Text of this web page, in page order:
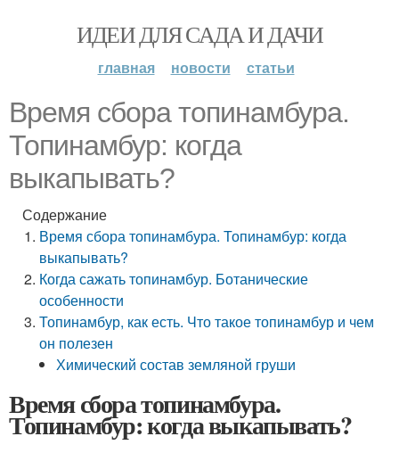
ИДЕИ ДЛЯ САДА И ДАЧИ
главная новости статьи
Время сбора топинамбура.
Топинамбур: когда
выкапывать?
Содержание
Время сбора топинамбура. Топинамбур: когда
выкапывать?
Когда сажать топинамбур. Ботанические
особенности
Топинамбур, как есть. Что такое топинамбур и чем
он полезен
Химический состав земляной груши
Время сбора топинамбура.
Топинамбур: когда выкапывать?